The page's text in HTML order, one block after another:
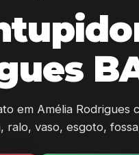
em Amélia
ralo, vaso, esgoto,